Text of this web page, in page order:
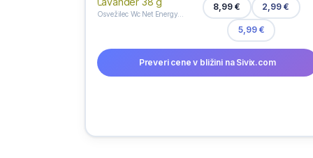
8,99 € 2,99 €
5,99 €
Preveri cene v bližini na Sivix.com